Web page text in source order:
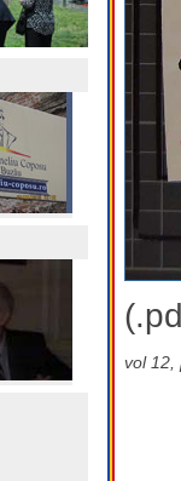
vol 12,